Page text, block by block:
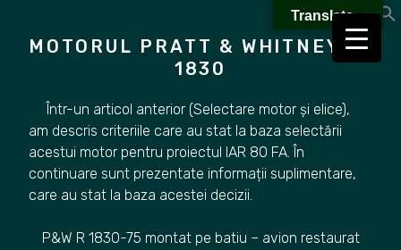
contentMOTORUL PRATT & WHITNEY R-
1830
Într-un articol anterior (Selectare motor și elice),
am descris criteriile care au stat la baza selectării
acestui motor pentru proiectul IAR 80 FA. În
continuare sunt prezentate informații suplimentare,
care au stat la baza acestei decizii.
P&W R 1830-75 montat pe batiu – avion restaurat
Translate »